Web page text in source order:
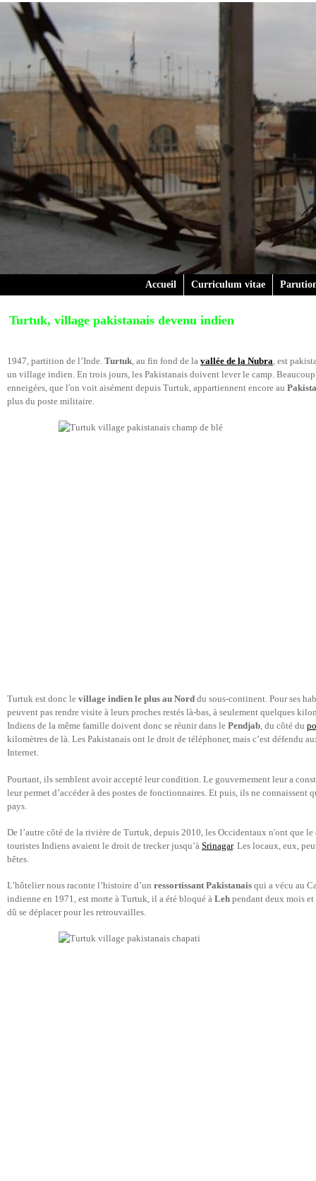
Accueil Curriculum vitae
Turtuk, village pakistanais devenu indien
1947, partition de l’Inde. Turtuk, au fin fond de la vallée de la Nubra, est
un village indien. En trois jours, les Pakistanais doivent lever le camp. Beaucoup
enneigées, que l'on voit aisément depuis Turtuk, appartiennent encore au
plus du poste militaire.
Turtuk est donc le village indien le plus au Nord du sous-continent. Pour ses
peuvent pas rendre visite à leurs proches restés là-bas, à seulement quelques
Indiens de la même famille doivent donc se réunir dans le Pendjab, du côté du
kilomètres de là. Les Pakistanais ont le droit de téléphoner, mais c’est défendu
Internet.
Pourtant, ils semblent avoir accepté leur condition. Le gouvernement leur a
leur permet d’accéder à des postes de fonctionnaires. Et puis, ils ne
pays.
De l’autre côté de la rivière de Turtuk, depuis 2010, les Occidentaux n'ont que
touristes Indiens avaient le droit de trecker jusqu’à Srinagar. Les locaux, eux,
bêtes.
L’hôtelier nous raconte l’histoire d’un ressortissant Pakistanais qui a vécu au
indienne en 1971, est morte à Turtuk, il a été bloqué à Leh pendant deux mois et
dû se déplacer pour les retrouvailles.